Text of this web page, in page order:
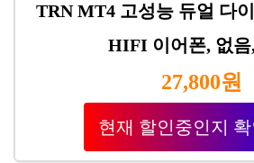
TRN MT4 고성능 듀얼 다
HIFI 이어폰, 없음
27,800원
현재 할인중인지 확